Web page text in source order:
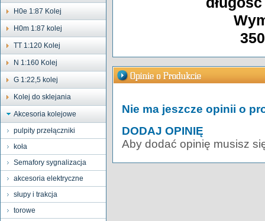
H0e 1:87 Kolej
H0m 1:87 kolej
TT 1:120 Kolej
N 1:160 Kolej
G 1:22,5 kolej
Kolej do sklejania
Akcesoria kolejowe
pulpity przełączniki
koła
Semafory sygnalizacja
akcesoria elektryczne
słupy i trakcja
torowe
Nie ma jeszcze opinii o
DODAJ OPINIĘ
Aby dodać opinię musisz